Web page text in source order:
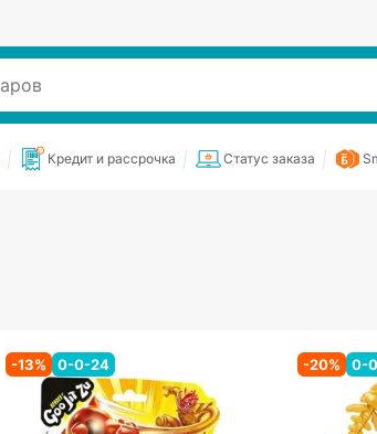
Кредит и рассрочка Статус заказа
-13% 0-0-24 -20% 0-